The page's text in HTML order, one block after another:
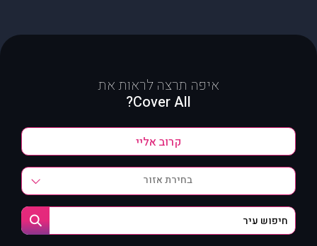
איפה תרצה לראות את
Cover All?
בחירת אזור